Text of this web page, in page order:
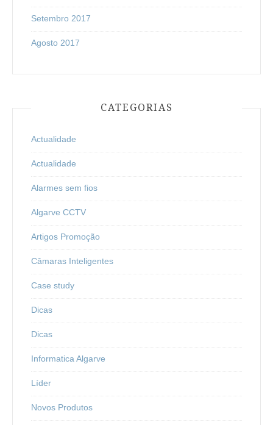
Setembro 2017
Agosto 2017
CATEGORIAS
Actualidade
Actualidade
Alarmes sem fios
Algarve CCTV
Artigos Promoção
Câmaras Inteligentes
Case study
Dicas
Dicas
Informatica Algarve
Líder
Novos Produtos